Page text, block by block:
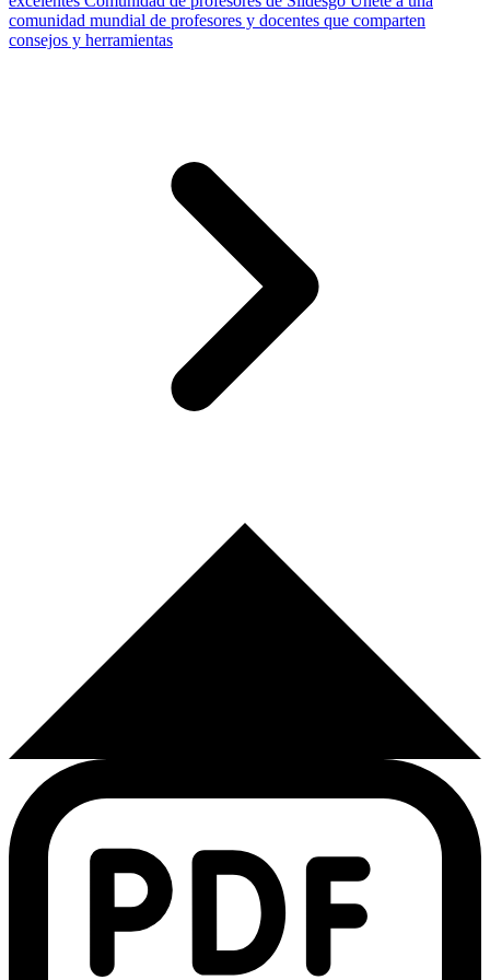
comunidad mundial de profesores y docentes que comparten
consejos y herramientas